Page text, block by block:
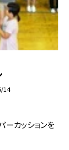
14
ーカッションを